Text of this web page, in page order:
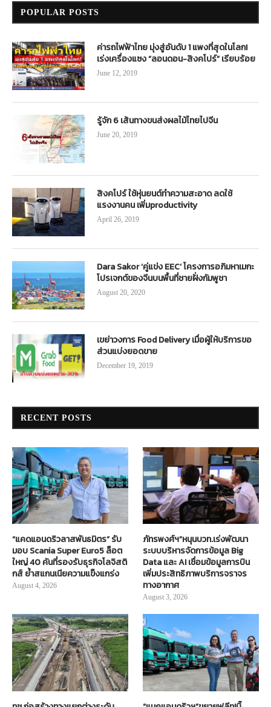
POPULAR POSTS
ค่ารถไฟฟ้าไทย มุ่งสู่อันดับ 1 แพงที่สุดในโลก!
เร่งเครื่องแซง “ลอนดอน-สิงคโปร์” เรียบร้อย
June 12, 2019
รู้จัก 6 เส้นทางขนส่งผลไม้ไทยไปจีน
June 20, 2019
สิงคโปร์ ใช้หุ่นยนต์ทำความสะอาด ลดใช้
แรงงานคน เพิ่มproductivity
April 26, 2019
Dara Sakor ‘คู่แข่ง EEC’ โครงการอภิมหาเมกะ
โปรเจกต์ของจีนบนพื้นที่ชายฝั่งกัมพูชา
August 20, 2020
เขย่าวงการ Food Delivery เมื่อผู้ให้บริการขอ
ส่วนแบ่งยอดขาย
December 19, 2019
RECENT POSTS
“แคดแอนดริวลาสพันธมิตร” รับ
มอบ Scania Super Euro5 ล็อต
ใหญ่ 40 คันที่รองรับธุรกิจโลจิสติ
กส์ ย้ำสแกนเนียความแข็งแกร่ง
August 4, 2026
ภัทรพงศ์ฯ”หนุนบวท.เร่งพัฒนา
ระบบบริหารจัดการข้อมูล Big
Data และ AI เชื่อมข้อมูลการบิน
เพิ่มประสิทธิภาพบริการจราจร
ทางอากาศ
August 3, 2026